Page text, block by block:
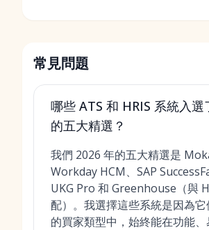
常見問題
哪些 ATS 和 HRIS 系統入選
的五大精選？
我們 2026 年的五大精選是
Workday HCM、SAP
UKG Pro 和 Greenhouse（與
配）。我選擇這些系統是因為
的買家類型中，始終能在功能、